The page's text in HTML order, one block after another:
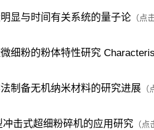
显与时间有关系统的量子论 （点
细粉的粉体特性研究
制备无机纳米材料的研究进展
冲击式超细粉碎机的应用研究 （点